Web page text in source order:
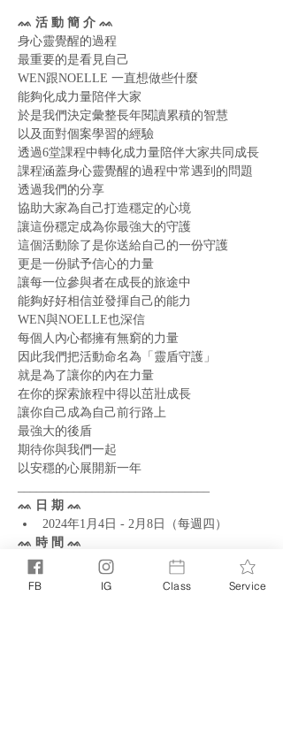
ᨐ 活 動 簡 介 ᨐ
身心靈覺醒的過程
最重要的是看見自己
WEN跟NOELLE 一直想做些什麼
能夠化成力量陪伴大家
於是我們決定彙整長年閱讀累積的智慧
以及面對個案學習的經驗
透過6堂課程中轉化成力量陪伴大家共同成長
課程涵蓋身心靈覺醒的過程中常遇到的問題
透過我們的分享
協助大家為自己打造穩定的心境
讓這份穩定成為你最強大的守護
這個活動除了是你送給自己的一份守護
更是一份賦予信心的力量
讓每一位參與者在成長的旅途中
能夠好好相信並發揮自己的能力
WEN與NOELLE也深信
每個人內心都擁有無窮的力量
因此我們把活動命名為「靈盾守護」
就是為了讓你的內在力量
在你的探索旅程中得以茁壯成長
讓你自己成為自己前行路上
最強大的後盾
期待你與我們一起
以安穩的心展開新一年
ᨐ 日 期 ᨐ
2024年1月4日 - 2月8日（每週四）
ᨐ 時 間 ᨐ
19:00 - 20:30
ᨐ 費 用 ᨐ
FB IG Class Service